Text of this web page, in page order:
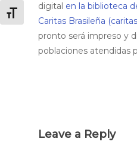
Alternar tamanho da fonte
digital en la biblioteca
Caritas Brasileña
pronto será impreso y
poblaciones atendidas
Leave a Reply